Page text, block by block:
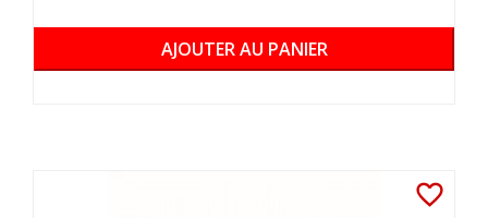
AJOUTER AU PANIER
favorite_border